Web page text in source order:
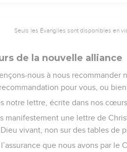
Seuls les Évangiles sont disponibles en
de la nouvelle alliance
nous à nous recommander
pour vous, ou
notre lettre, écrite dans nos
manifestement une lettre de
Dieu vivant, non sur des tables de
que nous avons par le